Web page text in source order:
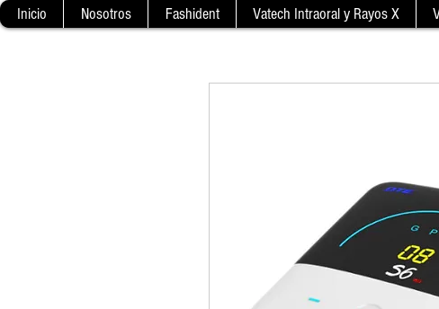
Inicio Nosotros Fashident Vatech Intraoral y Rayos X